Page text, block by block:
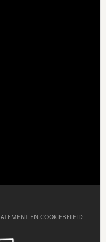
EN COOKIEBELEID